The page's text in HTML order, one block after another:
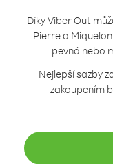
Díky Viber Out
Pierre a
pevná nebo
Nejlepší sazby
zakoupením